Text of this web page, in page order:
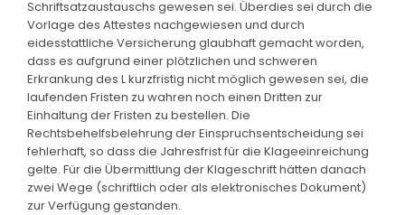
Schriftsatzaustauschs gewesen sei. Überdies sei durch die
Vorlage des Attestes nachgewiesen und durch
eidesstattliche Versicherung glaubhaft gemacht worden,
dass es aufgrund einer plötzlichen und schweren
Erkrankung des L kurzfristig nicht möglich gewesen sei, die
laufenden Fristen zu wahren noch einen Dritten zur
Einhaltung der Fristen zu bestellen. Die
Rechtsbehelfsbelehrung der Einspruchsentscheidung sei
fehlerhaft, so dass die Jahresfrist für die Klageeinreichung
gelte. Für die Übermittlung der Klageschrift hätten danach
zwei Wege (schriftlich oder als elektronisches Dokument)
zur Verfügung gestanden.